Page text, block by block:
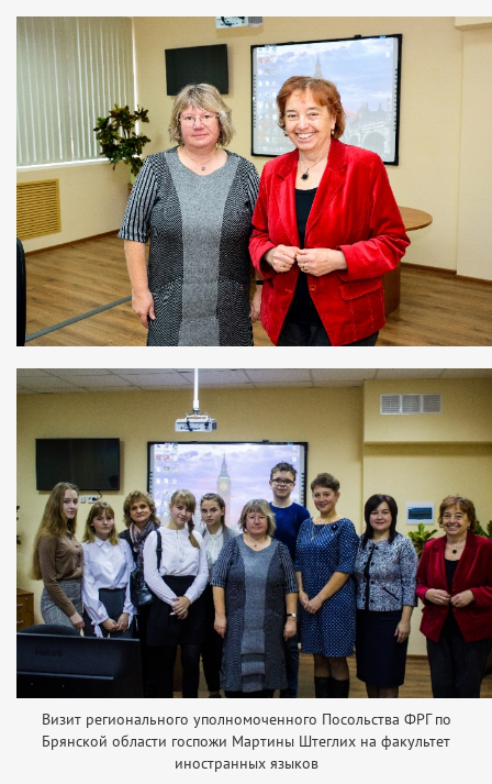
Визит регионального уполномоченного Посольства ФРГ по
Брянской области госпожи Мартины Штеглих на факультет
иностранных языков